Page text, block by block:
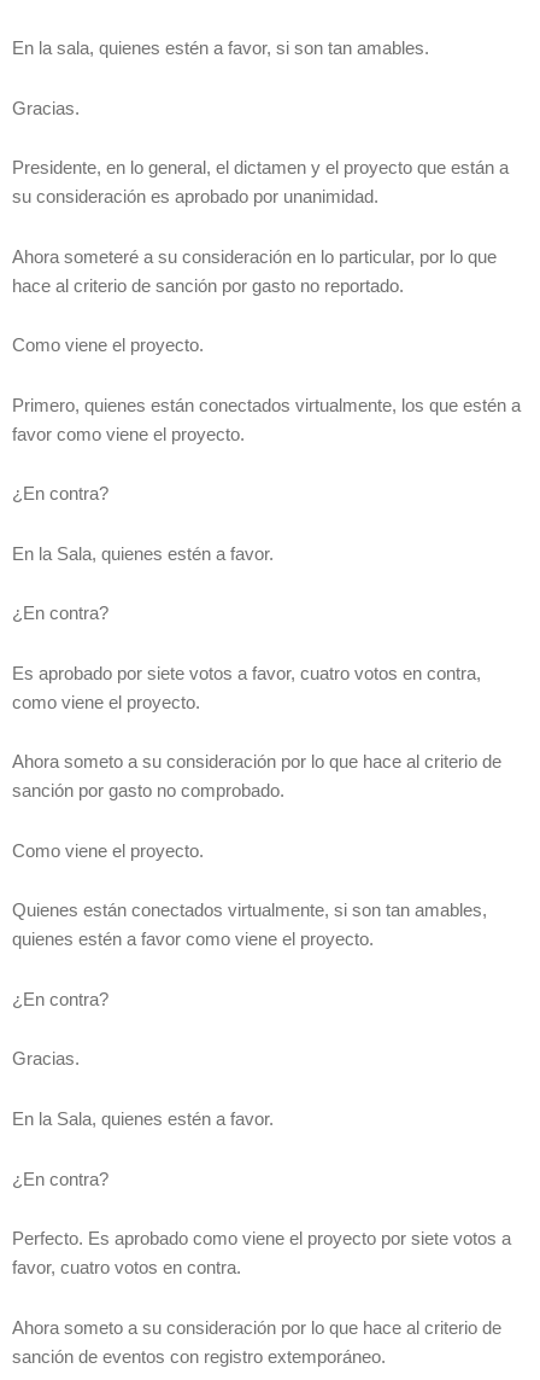
En la sala, quienes estén a favor, si son tan amables.
Gracias.
Presidente, en lo general, el dictamen y el proyecto que están a
su consideración es aprobado por unanimidad.
Ahora someteré a su consideración en lo particular, por lo que
hace al criterio de sanción por gasto no reportado.
Como viene el proyecto.
Primero, quienes están conectados virtualmente, los que estén a
favor como viene el proyecto.
¿En contra?
En la Sala, quienes estén a favor.
¿En contra?
Es aprobado por siete votos a favor, cuatro votos en contra,
como viene el proyecto.
Ahora someto a su consideración por lo que hace al criterio de
sanción por gasto no comprobado.
Como viene el proyecto.
Quienes están conectados virtualmente, si son tan amables,
quienes estén a favor como viene el proyecto.
¿En contra?
Gracias.
En la Sala, quienes estén a favor.
¿En contra?
Perfecto. Es aprobado como viene el proyecto por siete votos a
favor, cuatro votos en contra.
Ahora someto a su consideración por lo que hace al criterio de
sanción de eventos con registro extemporáneo.